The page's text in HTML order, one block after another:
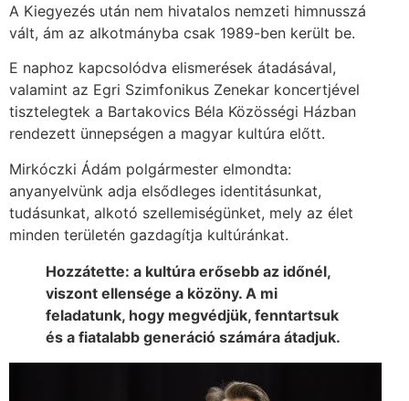
A Kiegyezés után nem hivatalos nemzeti himnusszá
vált, ám az alkotmányba csak 1989-ben került be.
E naphoz kapcsolódva elismerések átadásával,
valamint az Egri Szimfonikus Zenekar koncertjével
tisztelegtek a Bartakovics Béla Közösségi Házban
rendezett ünnepségen a magyar kultúra előtt.
Mirkóczki Ádám polgármester elmondta:
anyanyelvünk adja elsődleges identitásunkat,
tudásunkat, alkotó szellemiségünket, mely az élet
minden területén gazdagítja kultúránkat.
Hozzátette: a kultúra erősebb az időnél,
viszont ellensége a közöny. A mi
feladatunk, hogy megvédjük, fenntartsuk
és a fiatalabb generáció számára átadjuk.